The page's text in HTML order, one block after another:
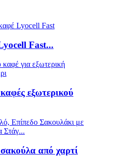
Fast...
εξωτερικού
από χαρτί